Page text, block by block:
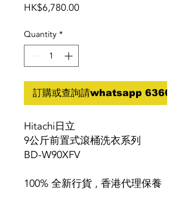
HK$6,780.00Price
Quantity *
訂購或查詢請whatsapp 6360
Hitachi日立
9公斤前置式滾桶洗衣系列
BD-W90XFV
100% 全新行貨 , 香港代理保養